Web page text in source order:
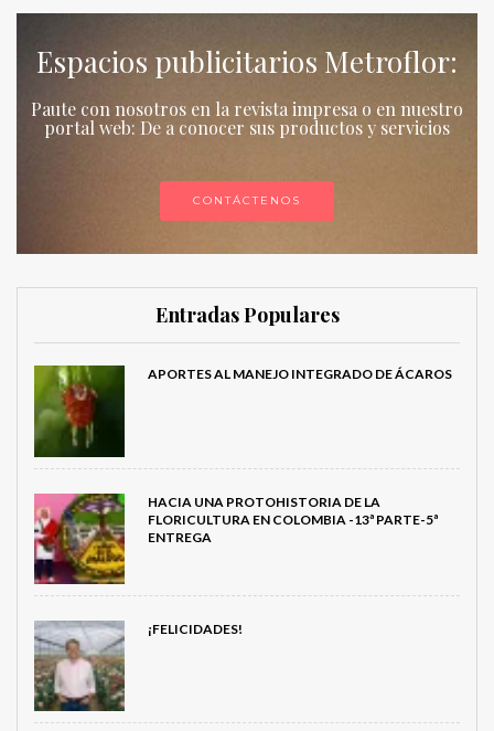
Espacios publicitarios Metroflor:
Paute con nosotros en la revista impresa o en nuestro
portal web: De a conocer sus productos y servicios
CONTÁCTENOS
Entradas Populares
APORTES AL MANEJO INTEGRADO DE ÁCAROS
HACIA UNA PROTOHISTORIA DE LA
FLORICULTURA EN COLOMBIA -13ª PARTE-5ª
ENTREGA
¡FELICIDADES!